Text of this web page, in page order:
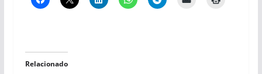
Relacionado